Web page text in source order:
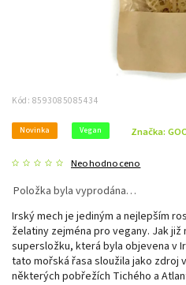
Kód: 8593085085434
Novinka Vegan
Neohodnoceno
Značka:
Položka byla vyprodána…
Irský mech je jediným a nejlepším
želatiny zejména pro vegany. Jak
supersložku, která byla objevena v
tato mořská řasa sloužila jako zdroj
některých pobřežích Tichého a